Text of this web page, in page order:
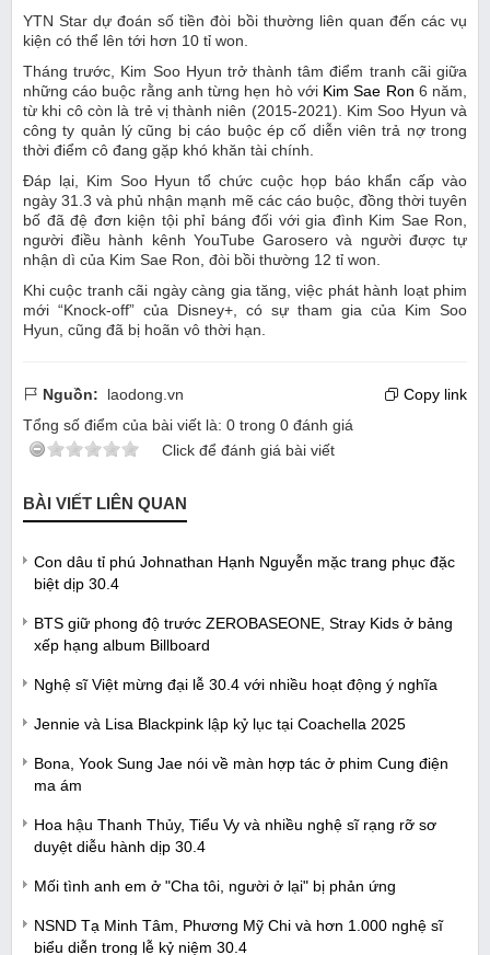
YTN Star dự đoán số tiền đòi bồi thường liên quan đến các vụ
kiện có thể lên tới hơn 10 tỉ won.
Tháng trước, Kim Soo Hyun trở thành tâm điểm tranh cãi giữa
những cáo buộc rằng anh từng hẹn hò với Kim Sae Ron 6 năm,
từ khi cô còn là trẻ vị thành niên (2015-2021). Kim Soo Hyun và
công ty quản lý cũng bị cáo buộc ép cố diễn viên trả nợ trong
thời điểm cô đang gặp khó khăn tài chính.
Đáp lại, Kim Soo Hyun tổ chức cuộc họp báo khẩn cấp vào
ngày 31.3 và phủ nhận mạnh mẽ các cáo buộc, đồng thời tuyên
bố đã đệ đơn kiện tội phỉ báng đối với gia đình Kim Sae Ron,
người điều hành kênh YouTube Garosero và người được tự
nhận dì của Kim Sae Ron, đòi bồi thường 12 tỉ won.
Khi cuộc tranh cãi ngày càng gia tăng, việc phát hành loạt phim
mới “Knock-off” của Disney+, có sự tham gia của Kim Soo
Hyun, cũng đã bị hoãn vô thời hạn.
Nguồn: laodong.vn
Copy link
Tổng số điểm của bài viết là: 0 trong 0 đánh giá
Click để đánh giá bài viết
BÀI VIẾT LIÊN QUAN
Con dâu tỉ phú Johnathan Hạnh Nguyễn mặc trang phục đặc
biệt dịp 30.4
BTS giữ phong độ trước ZEROBASEONE, Stray Kids ở bảng
xếp hạng album Billboard
Nghệ sĩ Việt mừng đại lễ 30.4 với nhiều hoạt động ý nghĩa
Jennie và Lisa Blackpink lập kỷ lục tại Coachella 2025
Bona, Yook Sung Jae nói về màn hợp tác ở phim Cung điện
ma ám
Hoa hậu Thanh Thủy, Tiểu Vy và nhiều nghệ sĩ rạng rỡ sơ
duyệt diễu hành dịp 30.4
Mối tình anh em ở "Cha tôi, người ở lại" bị phản ứng
NSND Tạ Minh Tâm, Phương Mỹ Chi và hơn 1.000 nghệ sĩ
biểu diễn trong lễ kỷ niệm 30.4